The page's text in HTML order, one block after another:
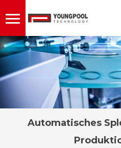
Automatisches